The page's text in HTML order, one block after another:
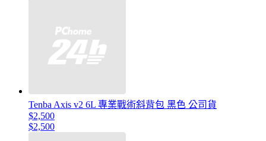
Tenba Axis v2 6L 專業戰術斜背包 黑色 公司貨
$2,500
$2,500